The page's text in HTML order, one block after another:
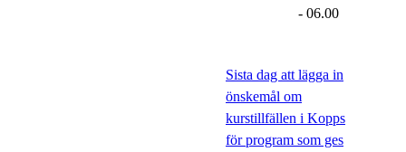
- 06.00
Sista dag att lägga in
önskemål om
kurstillfällen i Kopps
för program som ges